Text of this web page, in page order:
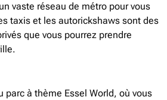
vaste réseau de métro pour vous
taxis et les autorickshaws sont des
que vous pourrez prendre
parc à thème Essel World, où vous